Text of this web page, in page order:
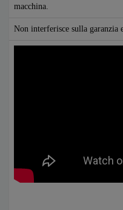
macchina.
Non interferisce sulla garanzia